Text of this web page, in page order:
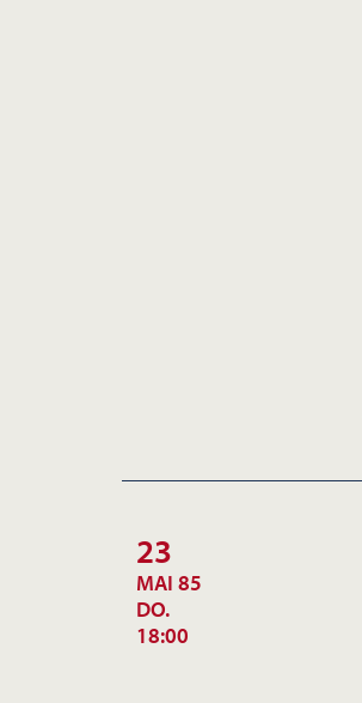
23
MAI 85
DO.
18:00